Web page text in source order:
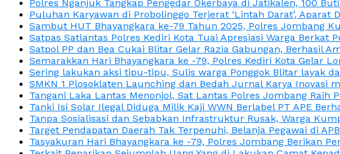
Polres Nganjuk Tangkap Pengedar Okerbaya di Jatikalen, 100
Puluhan Karyawan di Probolinggo Terjerat ‘Lintah Darat’,
Sambut HUT Bhayangkara ke-79 Tahun 2025, Polres Jombang
Satpas Satlantas Polres Kediri Kota Tuai Apresiasi Warga Berkat
Satpol PP dan Bea Cukai Blitar Gelar Razia Gabungan, Berhasil
Semarakkan Hari Bhayangkara ke -79, Polres Kediri Kota Gelar
Sering lakukan aksi tipu-tipu, Sulis warga Ponggok Blitar layak
SMKN 1 Plosoklaten Launching dan Bedah Jurnal Karya Inovasi
Tangani Laka Lantas Menonjol, Sat Lantas Polres Jombang Raih
Tanki Isi Solar Ilegal Diduga Milik Kaji WWN Berlabel PT APE
Tanpa Sosialisasi dan Sebabkan Infrastruktur Rusak, Warga
Target Pendapatan Daerah Tak Terpenuhi, Belanja Pegawai di
Tasyakuran Hari Bhayangkara ke -79, Polres Jombang Berikan